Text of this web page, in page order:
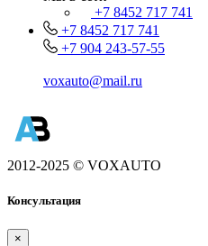
+7 8452 717 741
+7 8452 717 741
+7 904 243-57-55
voxauto@mail.ru
2012-2025 © VOXAUTO
Консультация
×